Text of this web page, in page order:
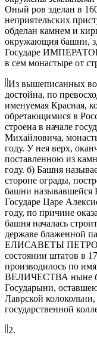
Оный ров зделан в
неприятельских
обделан камнем и
окружающия башни,
Государе
в сем монастыре от
Из вышеписанных
достойна, по
именуемая Красная,
обретающимися в
строена в начале
Михайловича,
году. У нея верх,
поставленною из
году. б) Башня
стороне ограды,
башни называвшейся
Государе Царе
году, по причине
башня началась
державе блаженной
ЕЛИСАВЕТЫ
состоянии штатов в
производилось по
ВЕЛИЧЕСТВА ныне
Государыни,
Лаврской
государственной
2.